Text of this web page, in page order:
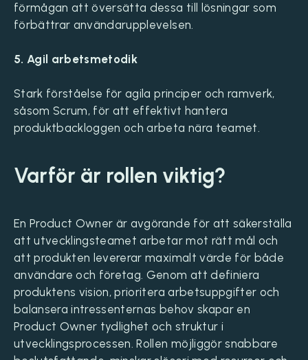
förmågan att översätta dessa till lösningar som
förbättrar användarupplevelsen.
5. Agil arbetsmetodik
Stark förståelse för agila principer och ramverk,
såsom Scrum, för att effektivt hantera
produktbackloggen och arbeta nära teamet.
Varför är rollen viktig?
En Product Owner är avgörande för att säkerställa
att utvecklingsteamet arbetar mot rätt mål och
att produkten levererar maximalt värde för både
användare och företag. Genom att definiera
produktens vision, prioritera arbetsuppgifter och
balansera intressenternas behov skapar en
Product Owner tydlighet och struktur i
utvecklingsprocessen. Rollen möjliggör snabbare